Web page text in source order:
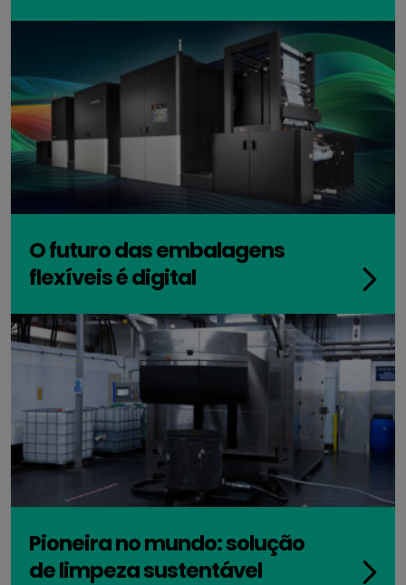
O futuro das embalagens
flexíveis é digital
Pioneira no mundo: solução
de limpeza sustentável